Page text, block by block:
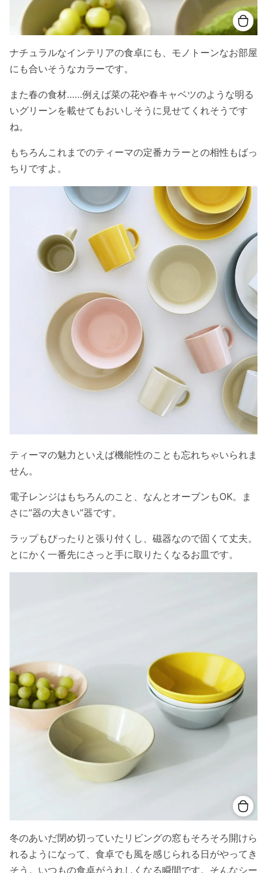
ナチュラルなインテリアの食卓にも、モノトーンなお部屋
にも合いそうなカラーです。
また春の食材……例えば菜の花や春キャベツのような明る
いグリーンを載せてもおいしそうに見せてくれそうです
ね。
もちろんこれまでのティーマの定番カラーとの相性もばっ
ちりですよ。
ティーマの魅力といえば機能性のことも忘れちゃいられま
せん。
電子レンジはもちろんのこと、なんとオーブンもOK。ま
さに”器の大きい”器です。
ラップもぴったりと張り付くし、磁器なので固くて丈夫。
とにかく一番先にさっと手に取りたくなるお皿です。
冬のあいだ閉め切っていたリビングの窓もそろそろ開けら
れるようになって、食卓でも風を感じられる日がやってき
そう。いつもの食卓がうれしくなる瞬間です。そんなシー